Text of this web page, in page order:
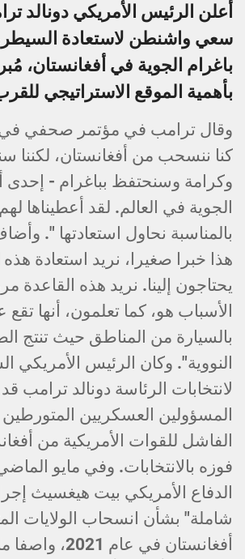
أعلن الرئيس الأمريكي دونالد
سعي واشنطن لاستعادة
باغرام الجوية في أفغانستان،
بأهمية الموقع الاستراتيجي
وقال ترامب في مؤتمر صحفي في
كنا ننسحب من أفغانستان، لكننا
وكرامة وسنحتفظ بباغرام - إحدى
الجوية في العالم. لقد أعطيناها
بالمناسبة نحاول استعادتها ".
هذا خبرا صغيرا، نريد استعادة هذه
يحتاجون إلينا. نريد هذه القاعدة
الأسباب هو، كما تعلمون، أنها
بالسيارة من المناطق حيث تنتج
النووية". وكان الرئيس الأمريكي
لانتخابات الرئاسة دونالد ترامب
المسؤولين العسكريين
الفاشل للقوات الأمريكية من
فوزه بالانتخابات. وفي مايو
الدفاع الأمريكي بيت هيغسيث
شاملة" بشأن انسحاب الولايات
أفغانستان في عام